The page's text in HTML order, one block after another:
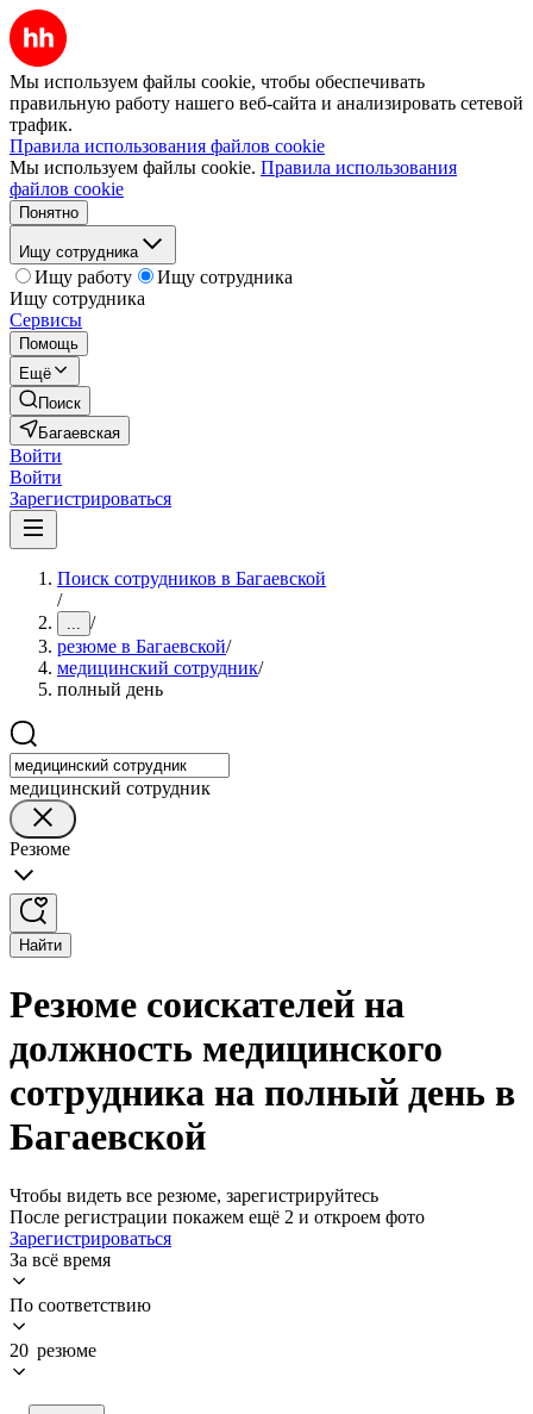
Мы используем файлы cookie, чтобы обеспечивать
правильную работу нашего веб-сайта и анализировать сетевой
трафик.
Правила использования файлов cookie
Мы используем файлы cookie. Правила использования
файлов cookie
Понятно
Ищу сотрудника
Ищу работу
Ищу сотрудника
Ищу сотрудника
Сервисы
Помощь
Ещё
Поиск
Багаевская
Войти
Войти
Зарегистрироваться
Поиск сотрудников в Багаевской
/
... /
резюме в Багаевской/
медицинский сотрудник/
полный день
медицинский сотрудник
Резюме
Найти
Резюме соискателей на
должность медицинского
сотрудника на полный день в
Багаевской
Чтобы видеть все резюме, зарегистрируйтесь
После регистрации покажем ещё 2 и откроем фото
Зарегистрироваться
За всё время
По соответствию
20 резюме